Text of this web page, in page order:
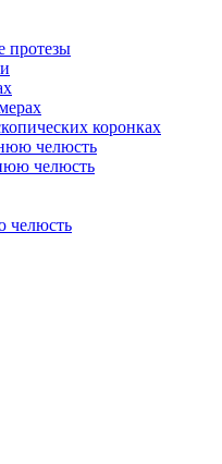
протезы
коронках
челюсть
челюсть
челюсть